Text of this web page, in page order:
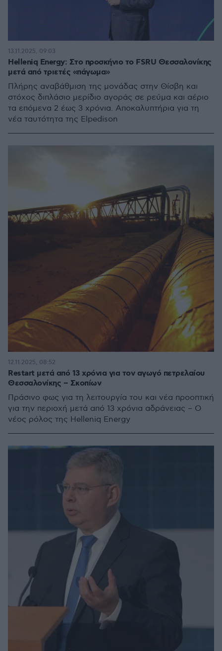
Helleniq Energy: Στο προσκήνιο το FSRU Θεσσαλονίκης
μετά από τριετές «πάγωμα»
Πλήρης αναβάθμιση της μονάδας στην Θίσβη και
στόχος διπλάσιο μερίδιο αγοράς σε ρεύμα και αέριο
τα επόμενα 2 έως 3 χρόνια. Αποκαλυπτήρια για τη
νέα ταυτότητα της Elpedison
13.11.2025, 09:03
Restart μετά από 13 χρόνια για τον αγωγό πετρελαίου
Θεσσαλονίκης – Σκοπίων
Πράσινο φως για τη λειτουργία του και νέα προοπτική
για την περιοχή μετά από 13 χρόνια αδράνειας – Ο
νέος ρόλος της Helleniq Energy
12.11.2025, 08:52